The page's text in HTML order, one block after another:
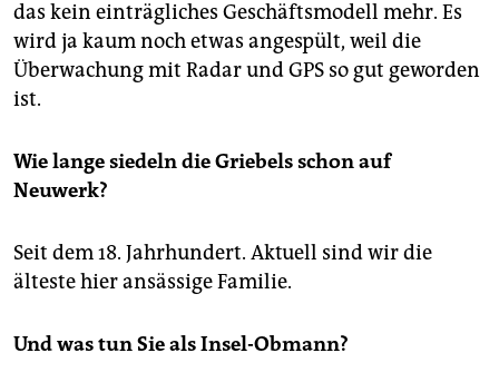
das kein einträgliches Geschäftsmodell mehr. Es
wird ja kaum noch etwas angespült, weil die
Überwachung mit Radar und GPS so gut geworden
ist.
Wie lange siedeln die Griebels schon auf
Neuwerk?
Seit dem 18. Jahrhundert. Aktuell sind wir die
älteste hier ansässige Familie.
Und was tun Sie als Insel-Obmann?